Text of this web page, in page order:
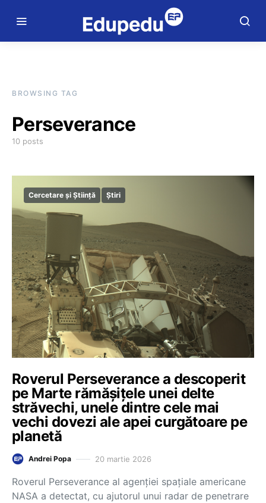
BROWSING TAG
Perseverance
10 posts
Cercetare și Știință Știri
Roverul Perseverance a descoperit
pe Marte rămășițele unei delte
străvechi, unele dintre cele mai
vechi dovezi ale apei curgătoare pe
planetă
Andrei Popa 20 martie 2026
Roverul Perseverance al agenției spațiale americane
NASA a detectat, cu ajutorul unui radar de penetrare